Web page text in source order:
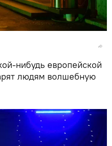
нибудь европейской
людям волшебную